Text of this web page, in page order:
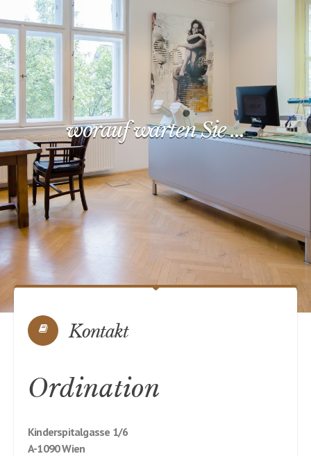
worauf warten Sie …
Kontakt
Ordination
Kinderspitalgasse 1/6
A-1090 Wien
+43 (1) 40 900 78
ordi@dr-raimann.at